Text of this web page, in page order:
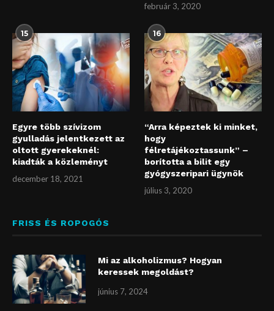
február 3, 2020
15
Egyre több szívizom
gyulladás jelentkezett az
oltott gyerekeknél:
kiadták a közleményt
december 18, 2021
16
“Arra képeztek ki minket,
hogy
félretájékoztassunk” –
borította a bilit egy
gyógyszeripari ügynök
július 3, 2020
FRISS ÉS ROPOGÓS
Mi az alkoholizmus? Hogyan
keressek megoldást?
június 7, 2024